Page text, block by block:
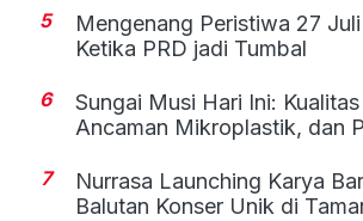
5
Mengenang Peristiwa 27
Ketika PRD jadi Tumbal
6
Sungai Musi Hari Ini:
Ancaman Mikroplastik, dan
7
Nurrasa Launching Karya
Balutan Konser Unik di